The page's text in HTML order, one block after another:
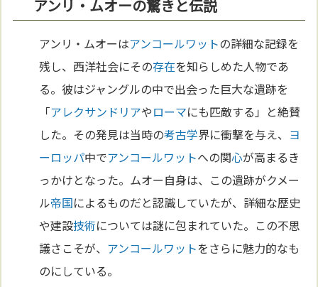
アンリ・ムオーの驚きと伝説
アンリ・ムオーはアンコールワットの詳細な記録を
残し、西洋社会にその存在を知らしめた人物であ
る。彼はジャングルの中で出会った巨大な遺跡を
「アレクサンドリアやローマにも匹敵する」と絶賛
した。その発見は当時の考古学界に衝撃を与え、 ヨ
ーロッパ中でアンコールワットへの関心が高まるき
っかけとなった。ムオー自身は、この遺跡がクメー
ル帝国によるものだと認識していたが、詳細な歴史
や建設技術については謎に包まれていた。この不思
議さこそが、 アンコールワットをさらに魅力的なも
のにしている。